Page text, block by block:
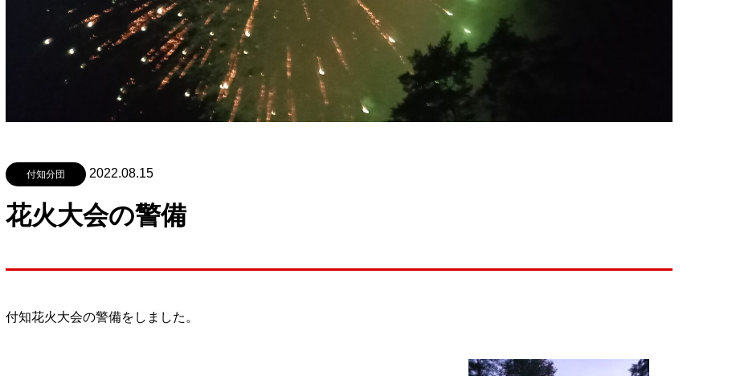
付知分団 2022.08.15
花火大会の警備
付知花火大会の警備をしました。